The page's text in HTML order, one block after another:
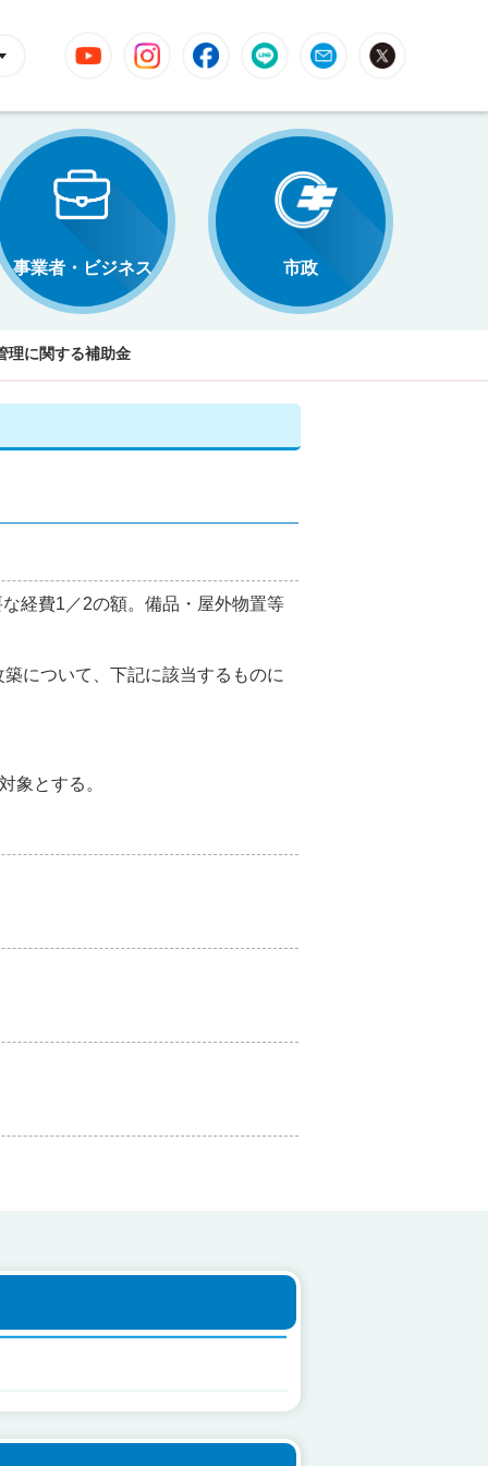
YouTube InstagramFacebookLINE Mail
事業者・ビジネス 市政
理に関する補助金
経費1／2の額。備品・屋外物置等
について、下記に該当するものに
象とする。